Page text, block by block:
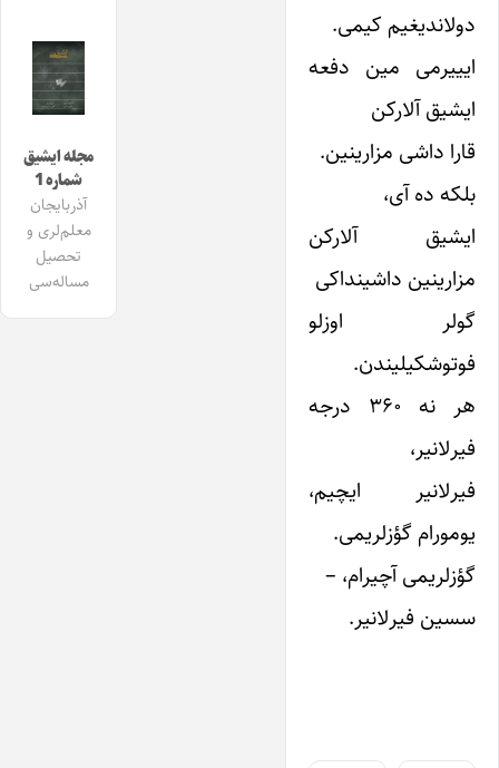
دولاندیغیم کیمی.
ایییرمی مین دفعه
ایشیق آلارکن
قارا داشی مزارینین.
بلکه ده آی،
ایشیق آلارکن
مزارینین داشینداکی
گولر اوزلو
فوتوشکیلیندن.
هر نه ۳۶۰ درجه
فیرلانیر،
فیرلانیر ایچیم،‌
یومورام گؤزلریمی.
گؤزلریمی آچیرام، –
سسین فیرلانیر.
مجله ایشیق
شماره 1
آذربایجان
معلم‌لری و
تحصیل
مساله‌سی